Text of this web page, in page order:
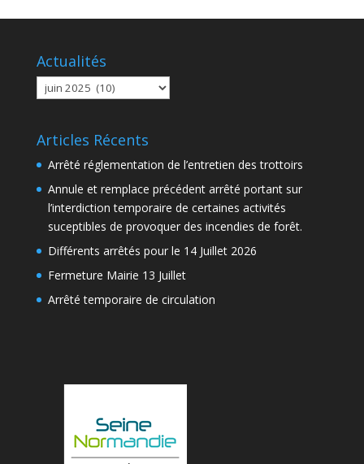
Actualités
Actualités
Articles Récents
Arrêté réglementation de l’entretien des trottoirs
Annule et remplace précédent arrêté portant sur
l’interdiction temporaire de certaines activités
suceptibles de provoquer des incendies de forêt.
Différents arrêtés pour le 14 Juillet 2026
Fermeture Mairie 13 Juillet
Arrêté temporaire de circulation